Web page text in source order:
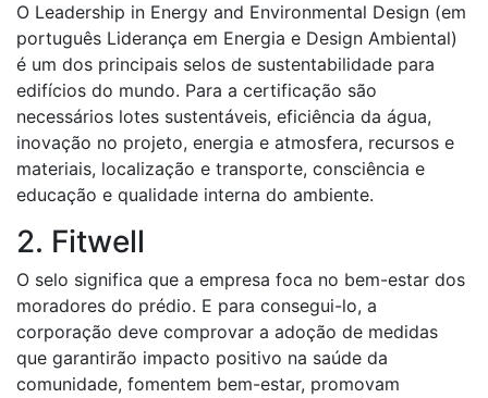
O Leadership in Energy and Environmental Design (em
português Liderança em Energia e Design Ambiental)
é um dos principais selos de sustentabilidade para
edifícios do mundo. Para a certificação são
necessários lotes sustentáveis, eficiência da água,
inovação no projeto, energia e atmosfera, recursos e
materiais, localização e transporte, consciência e
educação e qualidade interna do ambiente.
2. Fitwell
O selo significa que a empresa foca no bem-estar dos
moradores do prédio. E para consegui-lo, a
corporação deve comprovar a adoção de medidas
que garantirão impacto positivo na saúde da
comunidade, fomentem bem-estar, promovam